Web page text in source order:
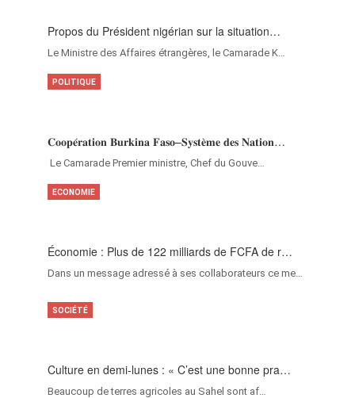
Propos du Président nigérian sur la situation…
Le Ministre des Affaires étrangères, le Camarade K…
𝐂𝐨𝐨𝐩𝐞́𝐫𝐚𝐭𝐢𝐨𝐧 𝐁𝐮𝐫𝐤𝐢𝐧𝐚 𝐅𝐚𝐬𝐨–𝐒𝐲𝐬𝐭𝐞̀𝐦𝐞 𝐝𝐞𝐬 𝐍𝐚𝐭𝐢𝐨𝐧…
‎Le Camarade Premier ministre, Chef du Gouve…
POLITIQUE
Économie : Plus de 122 milliards de FCFA de r…
Dans un message adressé à ses collaborateurs ce me…
ECONOMIE
Culture en demi-lunes : « C’est une bonne pra…
Beaucoup de terres agricoles au Sahel sont af…
SOCIÉTÉ